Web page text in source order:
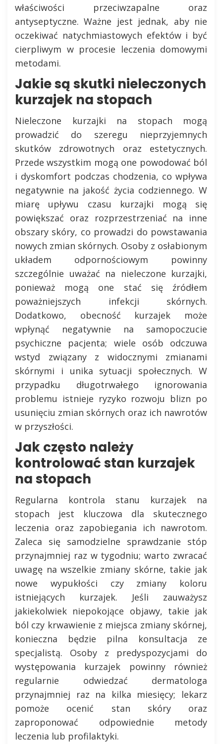
właściwości przeciwzapalne oraz
antyseptyczne. Ważne jest jednak, aby nie
oczekiwać natychmiastowych efektów i być
cierpliwym w procesie leczenia domowymi
metodami.
Jakie są skutki nieleczonych
kurzajek na stopach
Nieleczone kurzajki na stopach mogą
prowadzić do szeregu nieprzyjemnych
skutków zdrowotnych oraz estetycznych.
Przede wszystkim mogą one powodować ból
i dyskomfort podczas chodzenia, co wpływa
negatywnie na jakość życia codziennego. W
miarę upływu czasu kurzajki mogą się
powiększać oraz rozprzestrzeniać na inne
obszary skóry, co prowadzi do powstawania
nowych zmian skórnych. Osoby z osłabionym
układem odpornościowym powinny
szczególnie uważać na nieleczone kurzajki,
ponieważ mogą one stać się źródłem
poważniejszych infekcji skórnych.
Dodatkowo, obecność kurzajek może
wpłynąć negatywnie na samopoczucie
psychiczne pacjenta; wiele osób odczuwa
wstyd związany z widocznymi zmianami
skórnymi i unika sytuacji społecznych. W
przypadku długotrwałego ignorowania
problemu istnieje ryzyko rozwoju blizn po
usunięciu zmian skórnych oraz ich nawrotów
w przyszłości.
Jak często należy
kontrolować stan kurzajek
na stopach
Regularna kontrola stanu kurzajek na
stopach jest kluczowa dla skutecznego
leczenia oraz zapobiegania ich nawrotom.
Zaleca się samodzielne sprawdzanie stóp
przynajmniej raz w tygodniu; warto zwracać
uwagę na wszelkie zmiany skórne, takie jak
nowe wypukłości czy zmiany koloru
istniejących kurzajek. Jeśli zauważysz
jakiekolwiek niepokojące objawy, takie jak
ból czy krwawienie z miejsca zmiany skórnej,
konieczna będzie pilna konsultacja ze
specjalistą. Osoby z predyspozycjami do
występowania kurzajek powinny również
regularnie odwiedzać dermatologa
przynajmniej raz na kilka miesięcy; lekarz
pomoże ocenić stan skóry oraz
zaproponować odpowiednie metody
leczenia lub profilaktyki.